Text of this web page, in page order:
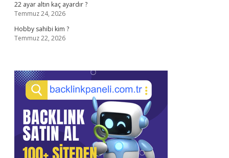
22 ayar altın kaç ayardır ?
Temmuz 24, 2026
Hobby sahibi kim ?
Temmuz 22, 2026